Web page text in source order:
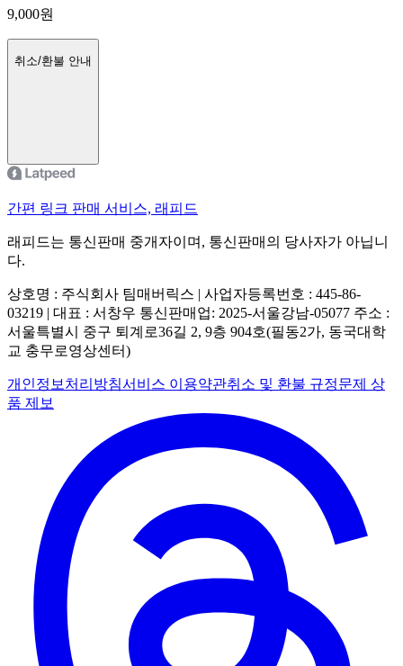
9,000원
취소/환불 안내
간편 링크 판매 서비스, 래피드
래피드는 통신판매 중개자이며, 통신판매의 당사자가 아닙니
다.
상호명 : 주식회사 팀매버릭스 | 사업자등록번호 : 445-86-
03219 | 대표 : 서창우 통신판매업: 2025-서울강남-05077 주소 :
서울특별시 중구 퇴계로36길 2, 9층 904호(필동2가, 동국대학
교 충무로영상센터)
개인정보처리방침서비스 이용약관취소 및 환불 규정문제 상
품 제보